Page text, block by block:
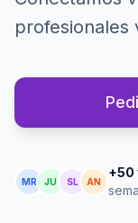
profesionales
MR JU SL AN
+50